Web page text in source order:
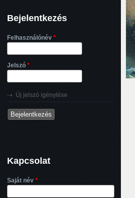
Bejelentkezés
Felhasználónév *
Jelszó *
Új jelszó igénylése
Kapcsolat
Saját név *